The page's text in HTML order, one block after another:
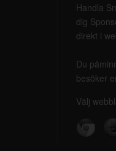
Handla
dig
direkt i
Du
besöker
Välj